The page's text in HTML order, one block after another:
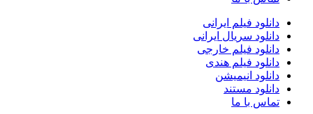
دانلود فیلم ایرانی
دانلود سریال ایرانی
دانلود فیلم خارجی
دانلود فیلم هندی
دانلود انیمیشن
دانلود مستند
تماس با ما